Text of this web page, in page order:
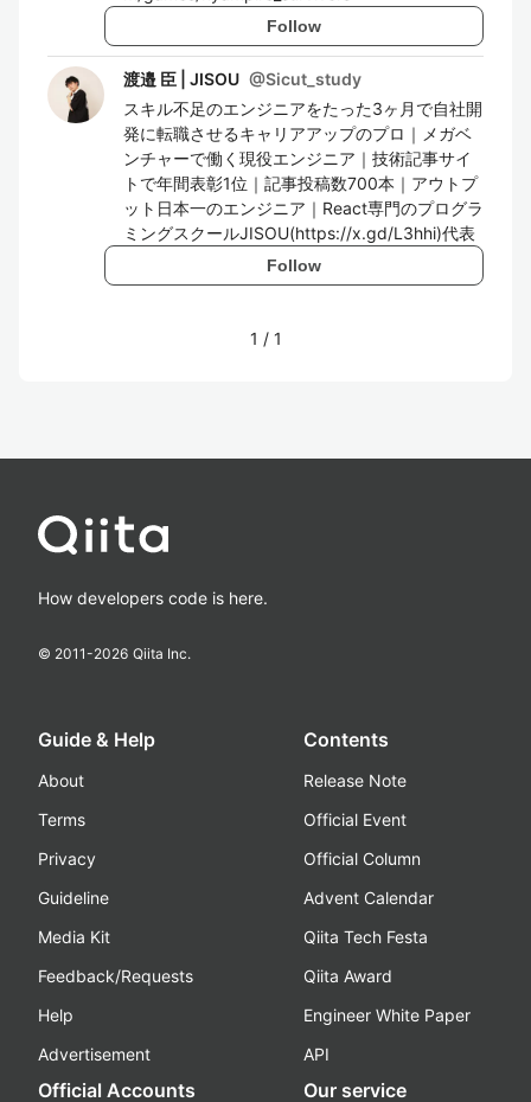
Follow
渡邉 臣 | JISOU @Sicut_study
スキル不足のエンジニアをたった3ヶ月で自社開
発に転職させるキャリアアップのプロ｜メガベ
ンチャーで働く現役エンジニア｜技術記事サイ
トで年間表彰1位｜記事投稿数700本｜アウトプ
ット日本一のエンジニア｜React専門のプログラ
ミングスクールJISOU(https://x.gd/L3hhi)代表
Follow
1 / 1
How developers code is here.
© 2011-2026 Qiita Inc.
Guide & Help
About
Terms
Privacy
Guideline
Media Kit
Feedback/Requests
Help
Advertisement
Contents
Release Note
Official Event
Official Column
Advent Calendar
Qiita Tech Festa
Qiita Award
Engineer White Paper
API
Official Accounts Our service